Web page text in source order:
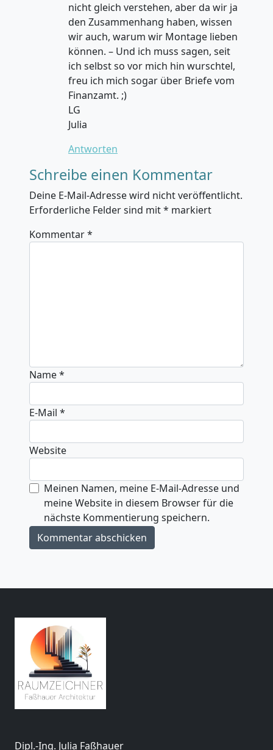
nicht gleich verstehen, aber da wir ja
den Zusammenhang haben, wissen
wir auch, warum wir Montage lieben
können. – Und ich muss sagen, seit
ich selbst so vor mich hin wurschtel,
freu ich mich sogar über Briefe vom
Finanzamt. ;)
LG
Julia
Antworten
Schreibe einen Kommentar
Deine E-Mail-Adresse wird nicht veröffentlicht.
Erforderliche Felder sind mit* markiert
Kommentar*
Name*
E-Mail *
Website
Meinen Namen, meine E-Mail-Adresse und
meine Website in diesem Browser für die
nächste Kommentierung speichern.
Dipl.-Ing. Julia Faßhauer